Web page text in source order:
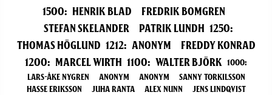
1500: Henrik Blad
Fredrik Bomgren
Stefan Skelander
Patrik Lundh 1250:
Thomas Höglund 1212: Anonym
Freddy Konrad
1200: Marcel Wirth 1100: Walter Björk 1000:
Lars-Åke Nygren
Anonym Anonym
Sanny Torkilsson
Hasse Eriksson
Juha Ranta Alex Nunn
Jens Lindqvist